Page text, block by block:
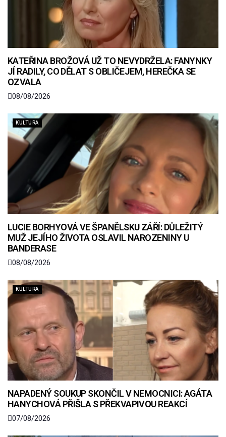
KATEŘINA BROŽOVÁ UŽ TO NEVYDRŽELA: FANYNKY
JÍ RADILY, CO DĚLAT S OBLIČEJEM, HEREČKA SE
OZVALA
08/08/2026
KULTURA
LUCIE BORHYOVÁ VE ŠPANĚLSKU ZÁŘÍ: DŮLEŽITÝ
MUŽ JEJÍHO ŽIVOTA OSLAVIL NAROZENINY U
BANDERASE
08/08/2026
KULTURA
NAPADENÝ SOUKUP SKONČIL V NEMOCNICI: AGÁTA
HANYCHOVÁ PŘIŠLA S PŘEKVAPIVOU REAKCÍ
07/08/2026